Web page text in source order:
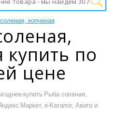
копченая
купить по
цене
купить Рыба соленая,
Маркет, е-Каталог, Авито и